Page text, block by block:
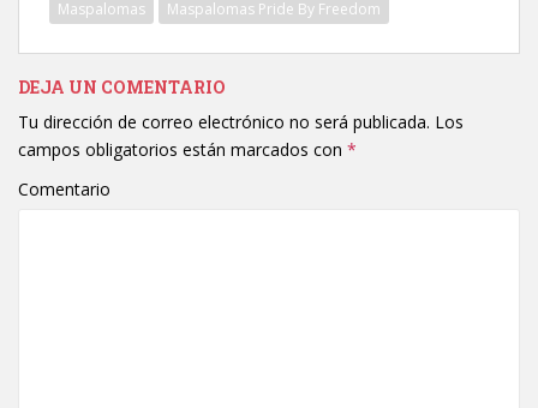
Maspalomas Maspalomas Pride By Freedom
DEJA UN COMENTARIO
Tu dirección de correo electrónico no será publicada. Los
campos obligatorios están marcados con *
Comentario